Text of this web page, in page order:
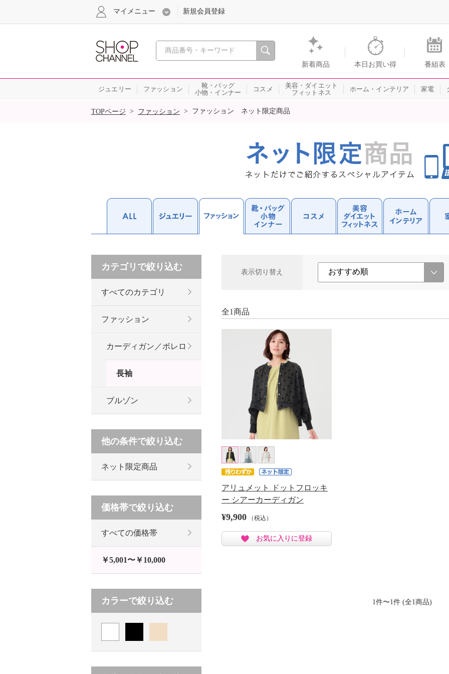
心おどる、瞬間を。通販・テレビショッピングのショップチャンネル
新着商品 本日お買い得 番組表
マイメニュー 新規会員登録
ジュエリー ファッション
靴・バッグ
小物・インナー
コスメ
美容・ダイエット
フィットネス
ホーム・インテリア 家電
SALE
TOPページ > ファッション > ファッション ネット限定商品
表示切り替え
全1商品
アリュメット ドットフロッキ
ー シアーカーディガン
¥9,900 （税込）
お気に入りに登録
1件〜1件 (全1商品)
カテゴリで絞り込む
すべてのカテゴリ
ファッション
カーディガン／ボレロ
長袖
ブルゾン
他の条件で絞り込む
ネット限定商品
価格帯で絞り込む
すべての価格帯
￥5,001〜￥10,000
カラーで絞り込む